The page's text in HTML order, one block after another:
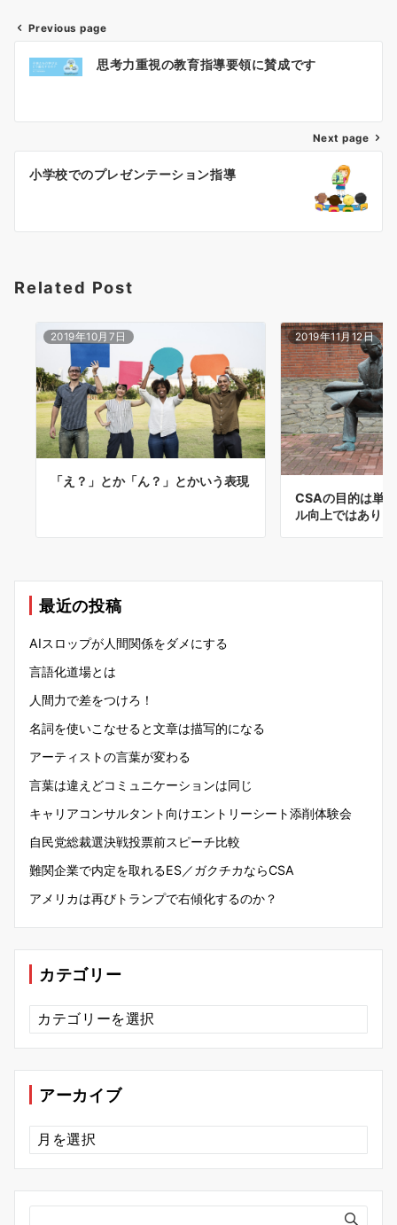
ビ
ン
Previous page
思考力重視の教育指導要領に賛成です
Next page
小学校でのプレゼンテーション指導
Related Post
2019年10月7日
「え？」とか「ん？」とかいう表現
2019年11月12日
CSAの目的は単
ル向上ではあり
最近の投稿
AIスロップが人間関係をダメにする
言語化道場とは
人間力で差をつけろ！
名詞を使いこなせると文章は描写的になる
アーティストの言葉が変わる
言葉は違えどコミュニケーションは同じ
キャリアコンサルタント向けエントリーシート添削体験会
自民党総裁選決戦投票前スピーチ比較
難関企業で内定を取れるES／ガクチカならCSA
アメリカは再びトランプで右傾化するのか？
カテゴリー
カ
テ
ゴ
ー
アーカイブ
ア
ー
カ
ブ